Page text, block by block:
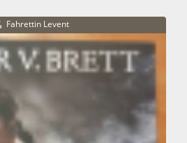
Fahrettin Levent